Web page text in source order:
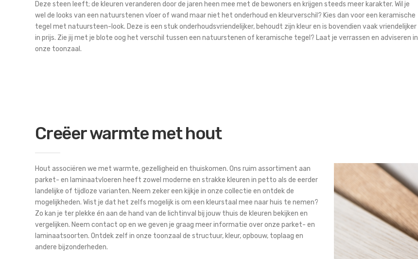
Deze steen leeft; de kleuren veranderen door de jaren heen mee met de bewoners en krijgen steeds meer karakter. Wil je
wel de looks van een natuurstenen vloer of wand maar niet het onderhoud en kleurverschil? Kies dan voor een keramische
tegel met natuursteen-look. Deze is een stuk onderhoudsvriendelijker, behoudt zijn kleur en is bovendien vaak vriendelijker
in prijs. Zie jij met je blote oog het verschil tussen een natuurstenen of keramische tegel? Laat je verrassen en adviseren in
onze toonzaal.
Creëer warmte met hout
Hout associëren we met warmte, gezelligheid en thuiskomen. Ons ruim assortiment aan
parket- en laminaatvloeren heeft zowel moderne en strakke kleuren in petto als de eerder
landelijke of tijdloze varianten. Neem zeker een kijkje in onze collectie en ontdek de
mogelijkheden. Wist je dat het zelfs mogelijk is om een kleurstaal mee naar huis te nemen?
Zo kan je ter plekke én aan de hand van de lichtinval bij jouw thuis de kleuren bekijken en
vergelijken. Neem contact op en we geven je graag meer informatie over onze parket- en
laminaatsoorten. Ontdek zelf in onze toonzaal de structuur, kleur, opbouw, toplaag en
andere bijzonderheden.